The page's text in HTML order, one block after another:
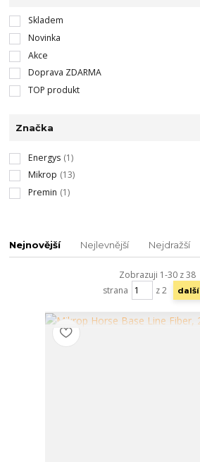
Skladem
Novinka
Akce
Doprava ZDARMA
TOP produkt
Značka
Energys (1)
Mikrop (13)
Premin (1)
Nejnovější Nejlevnější Nejdražší
Zobrazuji 1-30 z 38
strana
z 2 další